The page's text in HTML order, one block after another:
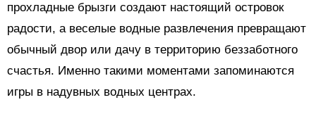
прохладные брызги создают настоящий островок
радости, а веселые водные развлечения превращают
обычный двор или дачу в территорию беззаботного
счастья. Именно такими моментами запоминаются
игры в надувных водных центрах.